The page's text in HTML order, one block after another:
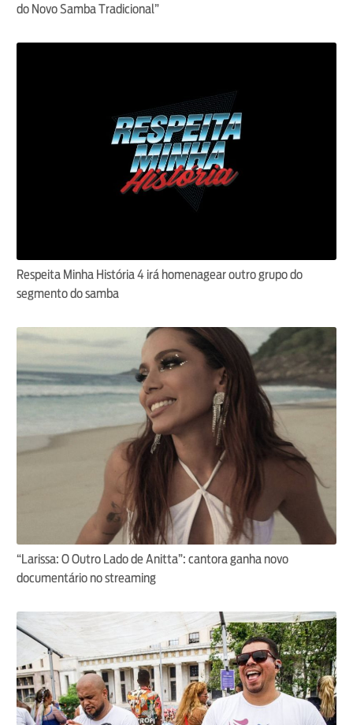
do Novo Samba Tradicional”
Respeita Minha História 4 irá homenagear outro grupo do
segmento do samba
“Larissa: O Outro Lado de Anitta”: cantora ganha novo
documentário no streaming